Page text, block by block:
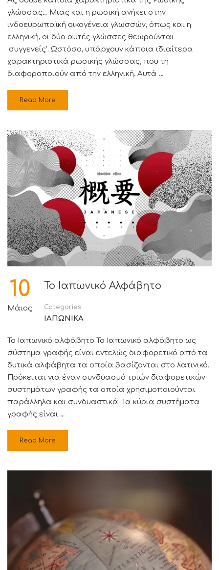
γλώσσας… Μιας και η ρωσική ανήκει στην
ινδοευρωπαϊκή οικογένεια γλωσσών, όπως και η
ελληνική, οι δύο αυτές γλώσσες θεωρούνται
‘συγγενείς’. Ωστόσο, υπάρχουν κάποια ιδιαίτερα
χαρακτηριστικά ρωσικής γλώσσας, που τη
διαφοροποιούν από την ελληνική. Αυτά …
Read More
10
Μάιος
Το Ιαπωνικό Αλφάβητο
Categories
ΙΑΠΩΝΙΚΑ
Το Ιαπωνικό αλφάβητο Το Ιαπωνικό αλφάβητο ως
σύστημα γραφής είναι εντελώς διαφορετικό από τα
δυτικά αλφάβητα τα οποία βασίζονται στο λατινικό.
Πρόκειται για έναν συνδυασμό τριών διαφορετικών
συστημάτων γραφής τα οποία χρησιμοποιούνται
παράλληλα και συνδυαστικά. Τα κύρια συστήματα
γραφής είναι …
Read More